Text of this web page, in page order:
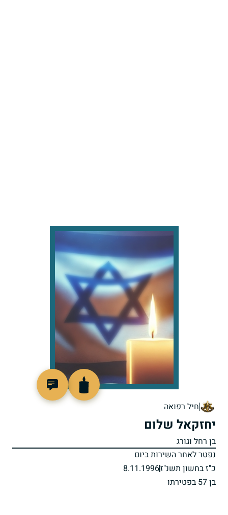
חיל רפואה
יחזקאל שלום
בן רחל וגורג
נפטר לאחר השירות ביום
כ"ז בחשון תשנ"ז8.11.1996
בן 57 בפטירתו